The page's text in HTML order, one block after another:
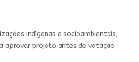
indígenas e socioambientais,
aprovar projeto antes de votação